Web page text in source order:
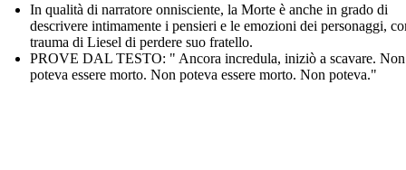
In qualità di narratore onnisciente, la Morte è anche in grado di
descrivere intimamente i pensieri e le emozioni dei personaggi,
trauma di Liesel di perdere suo fratello.
PROVE DAL TESTO: " Ancora incredula, iniziò a scavare. Non
poteva essere morto. Non poteva essere morto. Non poteva."